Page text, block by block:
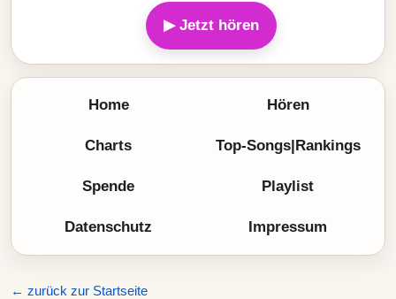
▶ Jetzt hören
Home Hören
Charts Top-Songs|Rankings
Spende Playlist
Datenschutz Impressum
← zurück zur Startseite